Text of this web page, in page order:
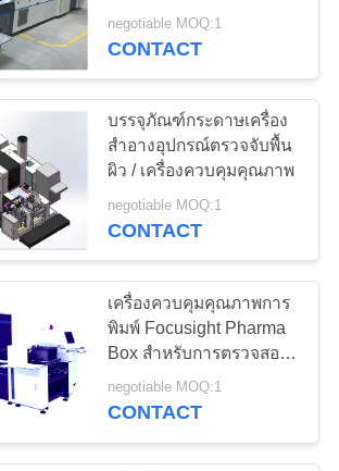
พิมพ์กล่องช็อคโกแลต
negotiable MOQ:1
CONTACT
บรรจุภัณฑ์กระดาษเครื่อง
สำอางอุปกรณ์ตรวจจับพื้น
ผิว / เครื่องควบคุมคุณภาพ
negotiable MOQ:1
CONTACT
เครื่องควบคุมคุณภาพการ
พิมพ์ Focusight Pharma
Box สำหรับการตรวจสอบ
ข้อบกพร่อง
negotiable MOQ:1
CONTACT